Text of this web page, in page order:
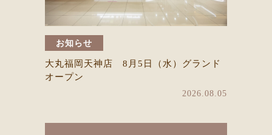
お知らせ
大丸福岡天神店 8月5日（水）グランド
オープン
2026.08.05